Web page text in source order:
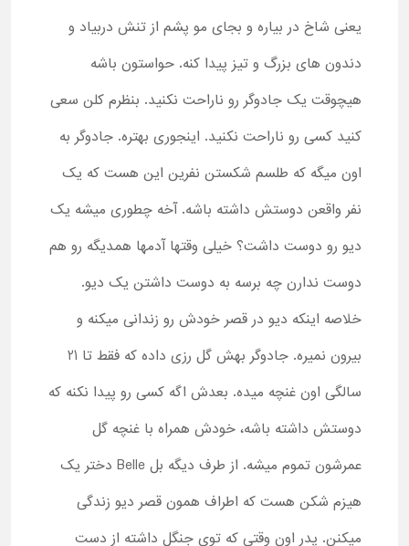
یعنی شاخ در بیاره و بجای مو پشم از تنش دربیاد و
دندون های بزرگ و تیز پیدا کنه. حواستون باشه
هیچوقت یک جادوگر رو ناراحت نکنید. بنظرم کلن سعی
کنید کسی رو ناراحت نکنید. اینجوری بهتره. جادوگر به
اون میگه که طلسم شکستن نفرین این هست که یک
نفر واقعن دوستش داشته باشه. آخه چطوری میشه یک
دیو رو دوست داشت؟ خیلی وقتها آدمها همدیگه رو هم
دوست ندارن چه برسه به دوست داشتن یک دیو.
خلاصه اینکه دیو در قصر خودش رو زندانی میکنه و
بیرون نمیره. جادوگر بهش گل رزی داده که فقط تا 21
سالگی اون غنچه میده. بعدش اگه کسی رو پیدا نکنه که
دوستش داشته باشه، خودش همراه با غنچه گل
عمرشون تموم میشه. از طرف دیگه بل Belle دختر یک
هیزم شکن هست که اطراف همون قصر دیو زندگی
میکنن. پدر اون وقتی که توی جنگل داشته از دست